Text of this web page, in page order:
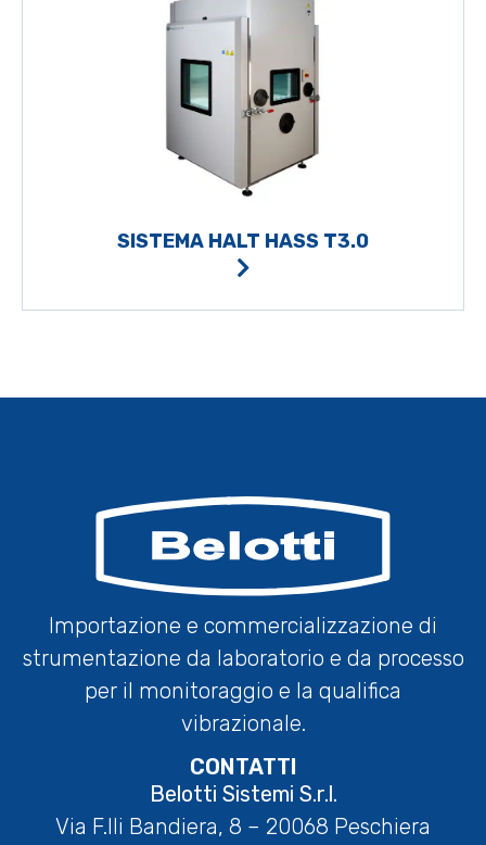
SISTEMA HALT HASS T3.0
Importazione e commercializzazione di
strumentazione da laboratorio e da processo
per il monitoraggio e la qualifica
vibrazionale.
CONTATTI
Belotti Sistemi S.r.l.
Via F.lli Bandiera, 8 – 20068 Peschiera